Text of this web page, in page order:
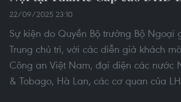
22/09/2025 23:10
Sự kiện do Quyền Bộ trưởng Bộ Ngoại
Trung chủ trì, với các diễn giả khách
Công an Việt Nam, đại diện các nước
& Tobago, Hà Lan, các cơ quan của